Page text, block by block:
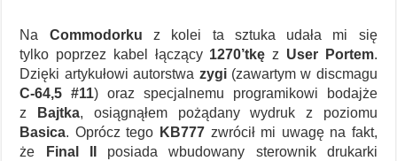
Na Commodorku z kolei ta sztuka udała mi się
tylko poprzez kabel łączący 1270’tkę z User Portem.
Dzięki artykułowi autorstwa zygi(zawartym w discmagu
C-64,5 #11) oraz specjalnemu programikowi bodajże
z
Bajtka, osiągnąłem pożądany wydruk z poziomu
Basica. Oprócz tego KB777zwrócił mi uwagę na fakt,
że
Final II
posiada wbudowany sterownik drukarki